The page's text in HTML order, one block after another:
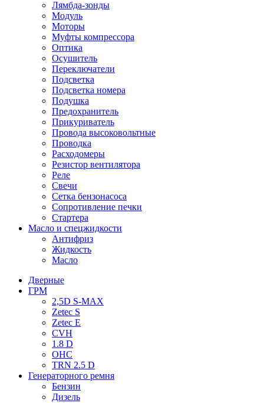
Лямбда-зонды
Модуль
Моторы
Муфты компрессора
Оптика
Осушитель
Переключатели
Подсветка
Подсветка номера
Подушка
Предохранитель
Прикуриватель
Провода высоковольтные
Проводка
Расходомеры
Резистор вентилятора
Реле
Свечи
Сетка бензонасоса
Сопротивление печки
Стартера
Масло и спецжидкости
Антифриз
Жидкость
Масло
Дверные
ГРМ
2,5D S-MAX
Zetec S
Zetec E
CVH
1.8 D
OHC
TRN 2.5 D
Генераторного ремня
Бензин
Дизель